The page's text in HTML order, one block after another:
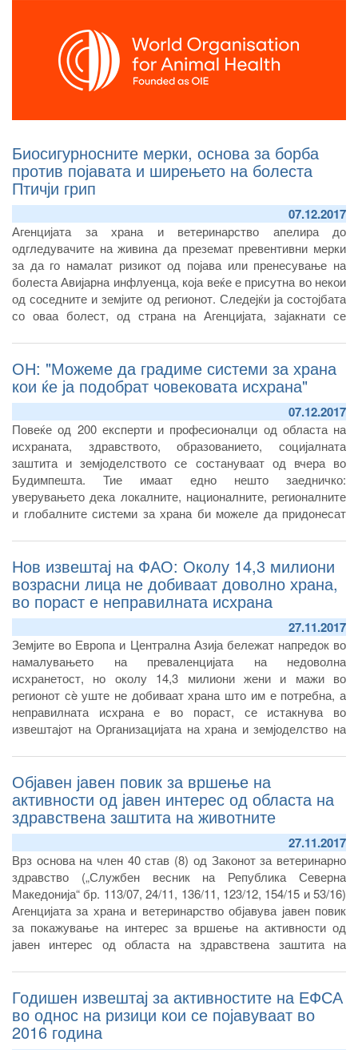
Биосигурносните мерки, основа за борба
против појавата и ширењето на болеста
Птичји грип
07.12.2017
Агенцијата за храна и ветеринарство апелира до
одгледувачите на живина да преземат превентивни мерки
за да го намалат ризикот од појава или пренесување на
болеста Авијарна инфлуенца, која веќе е присутна во некои
од соседните и земјите од регионот. Следејќи ја состојбата
со оваа болест, од страна на Агенцијата, зајакнати се
на граничните премини при увоз на живина, месо и нус
производи од месо од живина.
ОН: "Можеме да градиме системи за храна
кои ќе ја подобрат човековата исхрана"
07.12.2017
Повеќе од 200 експерти и професионалци од областа на
исхраната, здравството, образованието, социјалната
заштита и земјоделството се состануваат од вчера во
Будимпешта. Тие имаат едно нешто заедничко:
уверувањето дека локалните, националните, регионалните
и глобалните системи за храна би можеле да придонесат
луѓето.
Нов извештај на ФАО: Околу 14,3 милиони
возрасни лица не добиваат доволно храна,
во пораст е неправилната исхрана
27.11.2017
Земјите во Европа и Централна Азија бележат напредок во
намалувањето на преваленцијата на недоволна
исхранетост, но околу 14,3 милиони жени и мажи во
регионот сè уште не добиваат храна што им е потребна, а
неправилната исхрана е во пораст, се истакнува во
извештајот на Организацијата на храна и земјоделство на
Објавен јавен повик за вршење на
активности од јавен интерес од областа на
здравствена заштита на животните
27.11.2017
Врз основа на член 40 став (8) од Законот за ветеринарно
здравство („Службен весник на Република Северна
Македонија“ бр. 113/07, 24/11, 136/11, 123/12, 154/15 и 53/16)
Агенцијата за храна и ветеринарство објавува јавен повик
за покажување на интерес за вршење на активности од
јавен интерес од областа на здравствена заштита на
Годишен извештај за активностите на ЕФСА
во однос на ризици кои се појавуваат во
2016 година